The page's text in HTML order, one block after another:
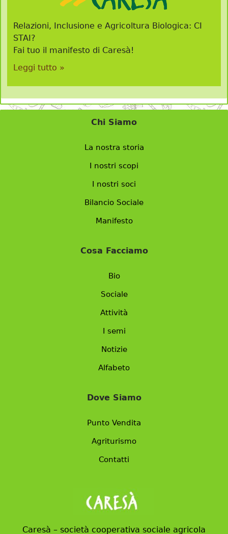
Relazioni, Inclusione e Agricoltura Biologica: CI
STAI?
Fai tuo il manifesto di Caresà!
Leggi tutto »
Chi Siamo
La nostra storia
I nostri scopi
I nostri soci
Bilancio Sociale
Manifesto
Cosa Facciamo
Bio
Sociale
Attività
I semi
Notizie
Alfabeto
Dove Siamo
Punto Vendita
Agriturismo
Contatti
Caresà – società cooperativa sociale agricola